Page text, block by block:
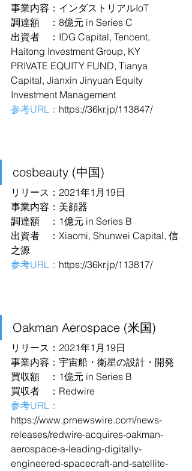
事業内容：インダストリアルIoT
調達額　：8億元 in Series C
出資者　：IDG Capital, Tencent,
Haitong Investment Group, KY
PRIVATE EQUITY FUND, Tianya
Capital, Jianxin Jinyuan Equity
Investment Management
参考URL： https://36kr.jp/113847/
cosbeauty (中国)
リリース：2021年1月19日
事業内容：美顔器
調達額　：1億元 in Series B
出資者　：Xiaomi, Shunwei Capital, 信
之源
参考URL： https://36kr.jp/113817/
Oakman Aerospace (米国)
リリース：2021年1月19日
事業内容：宇宙船・衛星の設計・開発
買収額　：1億元 in Series B
買収者　：Redwire
参考URL：
https://www.prnewswire.com/news-
releases/redwire-acquires-oakman-
aerospace-a-leading-digitally-
engineered-spacecraft-and-satellite-